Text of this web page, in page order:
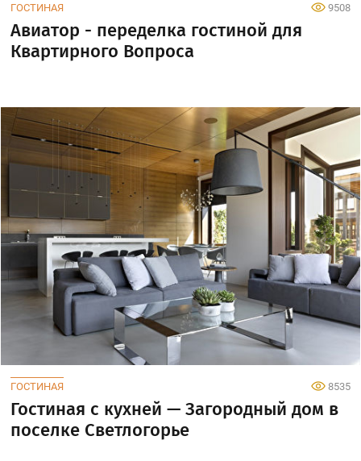
ГОСТИНАЯ 9508
Авиатор - переделка гостиной для
Квартирного Вопроса
ГОСТИНАЯ 8535
Гостиная с кухней — Загородный дом в
поселке Светлогорье